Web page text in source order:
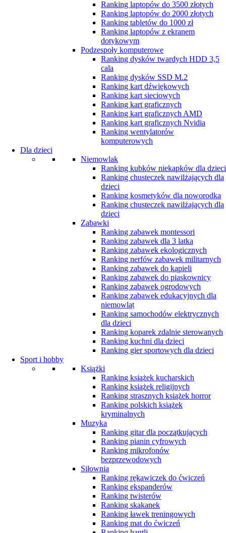
Ranking laptopów do 3500 złotych
Ranking laptopów do 2000 złotych
Ranking tabletów do 1000 zł
Ranking laptopów z ekranem
dotykowym
Podzespoły komputerowe
Ranking dysków twardych HDD 3,5
cala
Ranking dysków SSD M.2
Ranking kart dźwiękowych
Ranking kart sieciowych
Ranking kart graficznych
Ranking kart graficznych AMD
Ranking kart graficznych Nvidia
Ranking wentylatorów
komputerowych
Dla dzieci
Niemowlak
Ranking kubków niekapków dla dzieci
Ranking chusteczek nawilżających dla
dzieci
Ranking kosmetyków dla noworodka
Ranking chusteczek nawilżających dla
dzieci
Zabawki
Ranking zabawek montessori
Ranking zabawek dla 3 latka
Ranking zabawek ekologicznych
Ranking nerfów zabawek militarnych
Ranking zabawek do kąpieli
Ranking zabawek do piaskownicy
Ranking zabawek ogrodowych
Ranking zabawek edukacyjnych dla
niemowląt
Ranking samochodów elektrycznych
dla dzieci
Ranking koparek zdalnie sterowanych
Ranking kuchni dla dzieci
Ranking gier sportowych dla dzieci
Sport i hobby
Książki
Ranking książek kucharskich
Ranking książek religijnych
Ranking strasznych książek horror
Ranking polskich książek
kryminalnych
Muzyka
Ranking gitar dla początkujących
Ranking pianin cyfrowych
Ranking mikrofonów
bezprzewodowych
Siłownia
Ranking rękawiczek do ćwiczeń
Ranking ekspanderów
Ranking twisterów
Ranking skakanek
Ranking ławek treningowych
Ranking mat do ćwiczeń